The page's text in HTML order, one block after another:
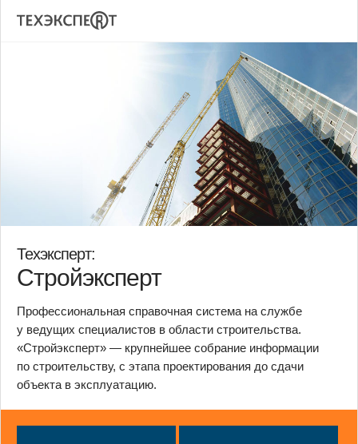
Техэксперт:
Стройэксперт
Профессиональная справочная система на службе
у ведущих специалистов в области строительства.
«Стройэксперт» — крупнейшее собрание информации
по строительству, с этапа проектирования до сдачи
объекта в эксплуатацию.